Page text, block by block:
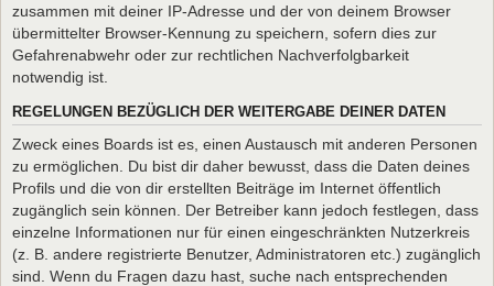
zusammen mit deiner IP-Adresse und der von deinem Browser
übermittelter Browser-Kennung zu speichern, sofern dies zur
Gefahrenabwehr oder zur rechtlichen Nachverfolgbarkeit
notwendig ist.
REGELUNGEN BEZÜGLICH DER WEITERGABE DEINER DATEN
Zweck eines Boards ist es, einen Austausch mit anderen Personen
zu ermöglichen. Du bist dir daher bewusst, dass die Daten deines
Profils und die von dir erstellten Beiträge im Internet öffentlich
zugänglich sein können. Der Betreiber kann jedoch festlegen, dass
einzelne Informationen nur für einen eingeschränkten Nutzerkreis
(z. B. andere registrierte Benutzer, Administratoren etc.) zugänglich
sind. Wenn du Fragen dazu hast, suche nach entsprechenden